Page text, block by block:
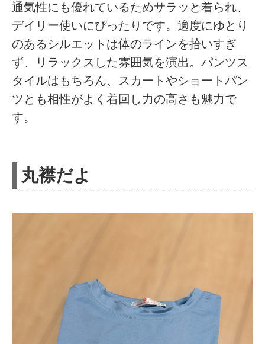
通気性にも優れているためサラッと着られ、
デイリー使いにぴったりです。適度にゆとり
のあるシルエットは体のラインを拾いすぎ
ず、リラックスした雰囲気を演出。パンツス
タイルはもちろん、スカートやショートパン
ツとも相性がよく着回し力の高さも魅力で
す。
丸襟だよ